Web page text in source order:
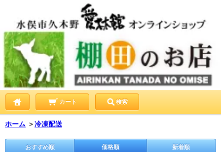
カート 検索
ホーム ＞冷凍配送
おすすめ順 価格順 新着順